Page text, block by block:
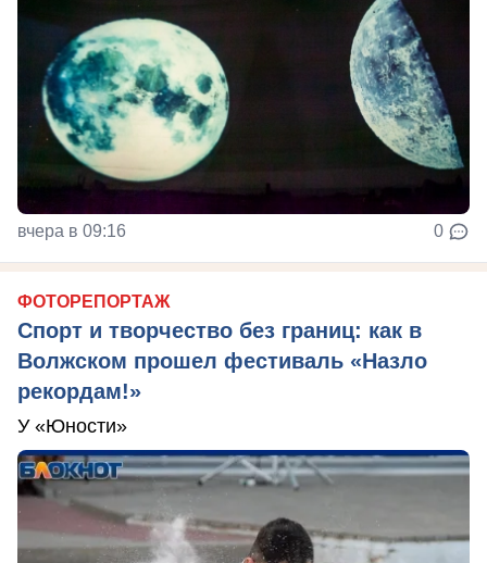
вчера в 09:16 0
ФОТОРЕПОРТАЖ
Спорт и творчество без границ: как в
Волжском прошел фестиваль «Назло
рекордам!»
У «Юности»